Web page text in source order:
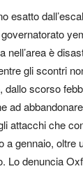
esatto
governatorato
nell’area è
gli scontri
dallo scorso
ad
attacchi che
a gennaio, oltre
Lo denuncia